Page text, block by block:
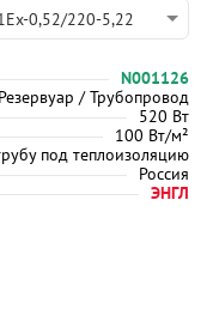
0,52/220-5,22
N001126
Резервуар / Трубопровод
520 Вт
100 Вт/м²
под теплоизоляцию
Россия
ЭНГЛ